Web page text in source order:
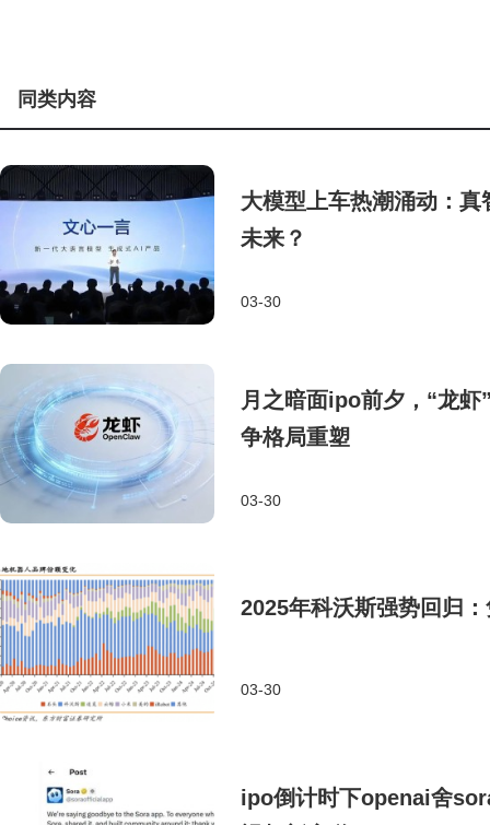
同类内容
大模型上车热潮涌动：
未来？
03-30
月之暗面ipo前夕，“龙
争格局重塑
03-30
2025年科沃斯强势回归
03-30
ipo倒计时下openai舍